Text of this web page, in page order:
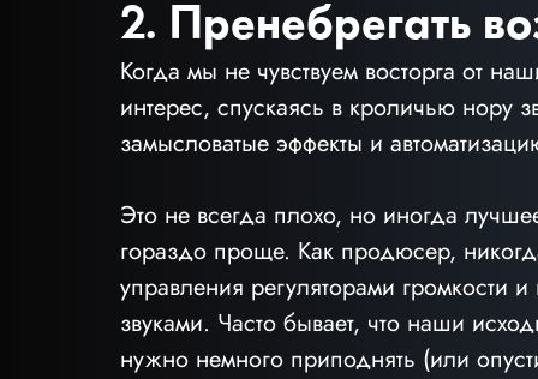
2. Пренебрегать
Когда мы не чувствуем восторга от
интерес, спускаясь в кроличью нору
замысловатые эффекты и
Это не всегда плохо, но иногда
гораздо проще. Как продюсер,
управления регуляторами
звуками. Часто бывает, что наши
нужно немного приподнять (или